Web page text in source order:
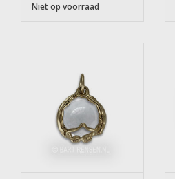
Niet op voorraad